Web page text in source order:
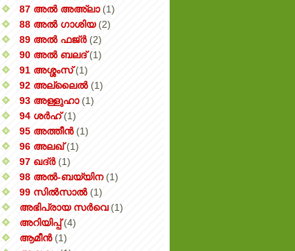
87 അൽ അഅ്ലാ (1)
88 അൽ ഗാശിയ (2)
89 അൽ ഫജ്‌ർ (2)
90 അൽ ബലദ് (1)
91 അശ്ശംസ് (1)
92 അല്ലൈൽ (1)
93 അള്ളുഹാ (1)
94 ശർഹ് (1)
95 അത്തീൻ (1)
96 അലഖ് (1)
97 ഖദ്‌ർ (1)
98 അൽ-ബയ്യിന (1)
99 സിൽ‌സാൽ (1)
അഭിപ്രായ സര്‍‌വെ (1)
അറിയിപ്പ്‌ (4)
ആമീൻ (1)